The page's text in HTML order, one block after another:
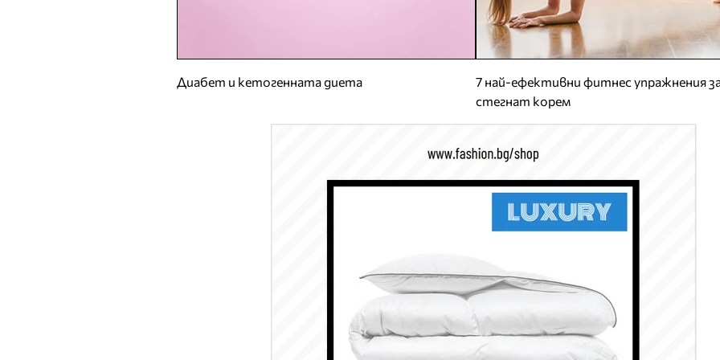
Диабет и кетогенната диета
7 най-ефективни фитнес упражнения
стегнат корем